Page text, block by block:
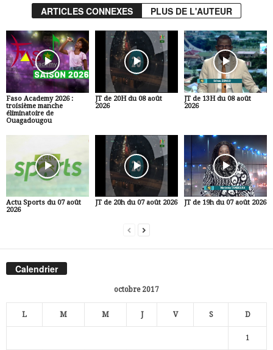
ARTICLES CONNEXES PLUS DE L'AUTEUR
Faso Academy 2026 :
troisième manche
éliminatoire de
Ouagadougou
JT de 20H du 08 août
2026
JT de 13H du 08 août
2026
Actu Sports du 07 août
2026
JT de 20h du 07 août 2026 JT de 19h du 07 août 2026
Calendrier
octobre 2017
L M M J V S D
1